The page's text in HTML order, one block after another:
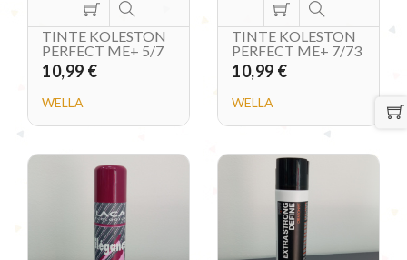
TINTE KOLESTON
PERFECT ME+ 5/7
10,99 €
WELLA
TINTE KOLESTON
PERFECT ME+ 7/73
10,99 €
WELLA